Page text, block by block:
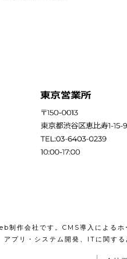
制作会社です。CMS導入による
プリ・システム開発、ITに関する